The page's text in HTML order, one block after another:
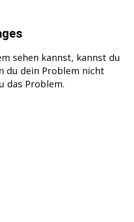
sehen kannst, kannst du
du dein Problem nicht
das Problem.